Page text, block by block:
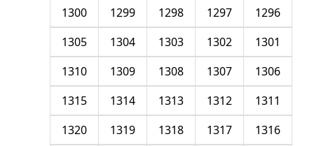
1296
1297
1298
1299
1300
1301
1302
1303
1304
1305
1306
1307
1308
1309
1310
1311
1312
1313
1314
1315
1316
1317
1318
1319
1320